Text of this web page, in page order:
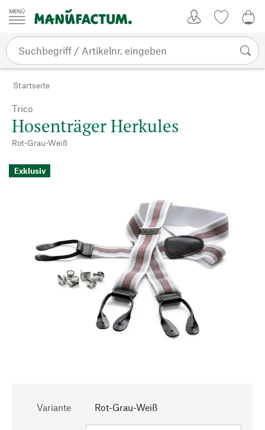
Zum Inhalt springen
Startseite
Trico
Hosenträger Herkules
Rot-Grau-Weiß
Exklusiv
Variante Rot-Grau-Weiß